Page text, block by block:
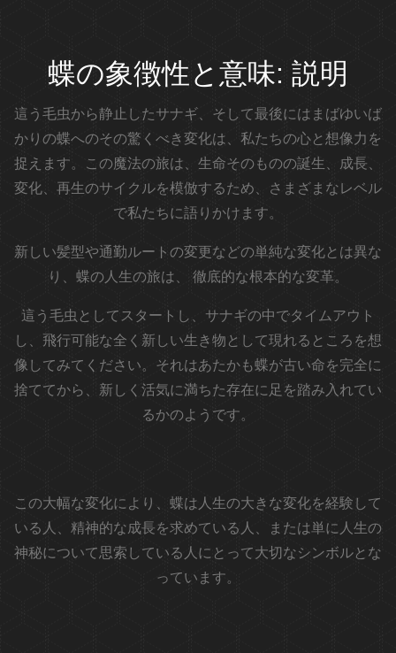
蝶の象徴性と意味: 説明
這う毛虫から静止したサナギ、そして最後にはまばゆいば
かりの蝶へのその驚くべき変化は、私たちの心と想像力を
捉えます。この魔法の旅は、生命そのものの誕生、成長、
変化、再生のサイクルを模倣するため、さまざまなレベル
で私たちに語りかけます。
新しい髪型や通勤ルートの変更などの単純な変化とは異な
り、蝶の人生の旅は、
徹底的な根本的な変革。
這う毛虫としてスタートし、サナギの中でタイムアウト
し、飛行可能な全く新しい生き物として現れるところを想
像してみてください。それはあたかも蝶が古い命を完全に
捨ててから、新しく活気に満ちた存在に足を踏み入れてい
るかのようです。
この大幅な変化により、蝶は人生の大きな変化を経験して
いる人、精神的な成長を求めている人、または単に人生の
神秘について思索している人にとって大切なシンボルとな
っています。